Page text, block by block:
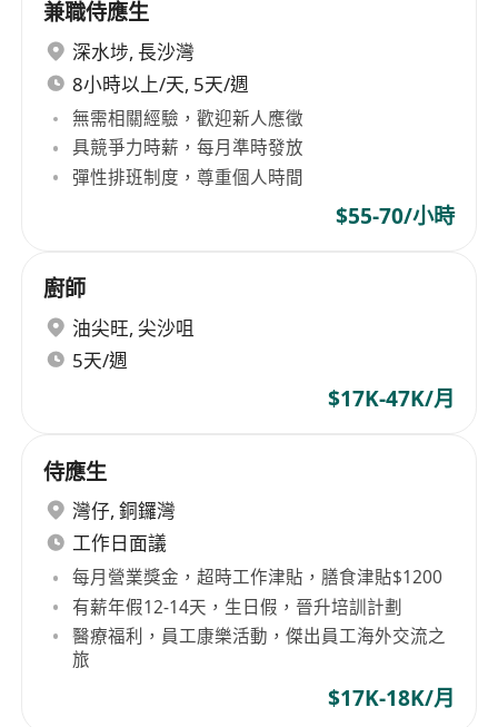
兼職侍應生
深水埗, 長沙灣
8小時以上/天, 5天/週
無需相關經驗，歡迎新人應徵
具競爭力時薪，每月準時發放
彈性排班制度，尊重個人時間
$55-70/小時
廚師
油尖旺, 尖沙咀
5天/週
$17K-47K/月
侍應生
灣仔, 銅鑼灣
工作日面議
每月營業獎金，超時工作津貼，膳食津貼$1200
有薪年假12-14天，生日假，晉升培訓計劃
醫療福利，員工康樂活動，傑出員工海外交流之
旅
$17K-18K/月